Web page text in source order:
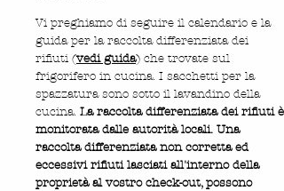
Vi preghiamo di seguire il calendario e la
guida per la raccolta differenziata dei
rifiuti (vedi guida) che trovate sul
frigorifero in cucina. I sacchetti per la
spazzatura sono sotto il lavandino della
cucina. La raccolta differenziata dei rifiuti è
monitorata dalle autorità locali. Una
raccolta differenziata non corretta ed
eccessivi rifiuti lasciati all'interno della
proprietà al vostro check-out, possono